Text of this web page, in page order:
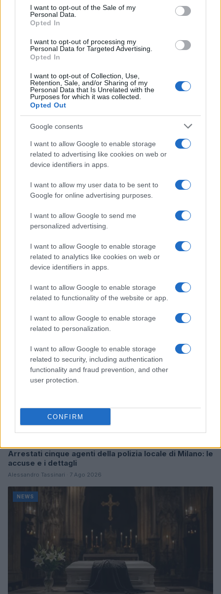
consent section.
I want to opt-out of the Sale of my
Personal Data.
Opted In
I want to opt-out of processing my
Personal Data for Targeted Advertising.
Opted In
I want to opt-out of Collection, Use,
Retention, Sale, and/or Sharing of my
Personal Data that Is Unrelated with the
Purposes for which it was collected.
Opted Out
Google consents
I want to allow Google to enable storage
related to advertising like cookies on web or
device identifiers in apps.
I want to allow my user data to be sent to
Google for online advertising purposes.
I want to allow Google to send me
personalized advertising.
I want to allow Google to enable storage
related to analytics like cookies on web or
device identifiers in apps.
I want to allow Google to enable storage
related to functionality of the website or app.
I want to allow Google to enable storage
related to personalization.
I want to allow Google to enable storage
related to security, including authentication
functionality and fraud prevention, and other
user protection.
CONFIRM
Continua a leggere
Come scegliere le scarpe da running donna: comfort
Marco Tessari · 8 Ago 2026
NEWS
Arrestati cinque agenti della polizia locale di Milano: le
accuse e i dettagli
Alessandro Tassinari · 7 Ago 2026
NEWS